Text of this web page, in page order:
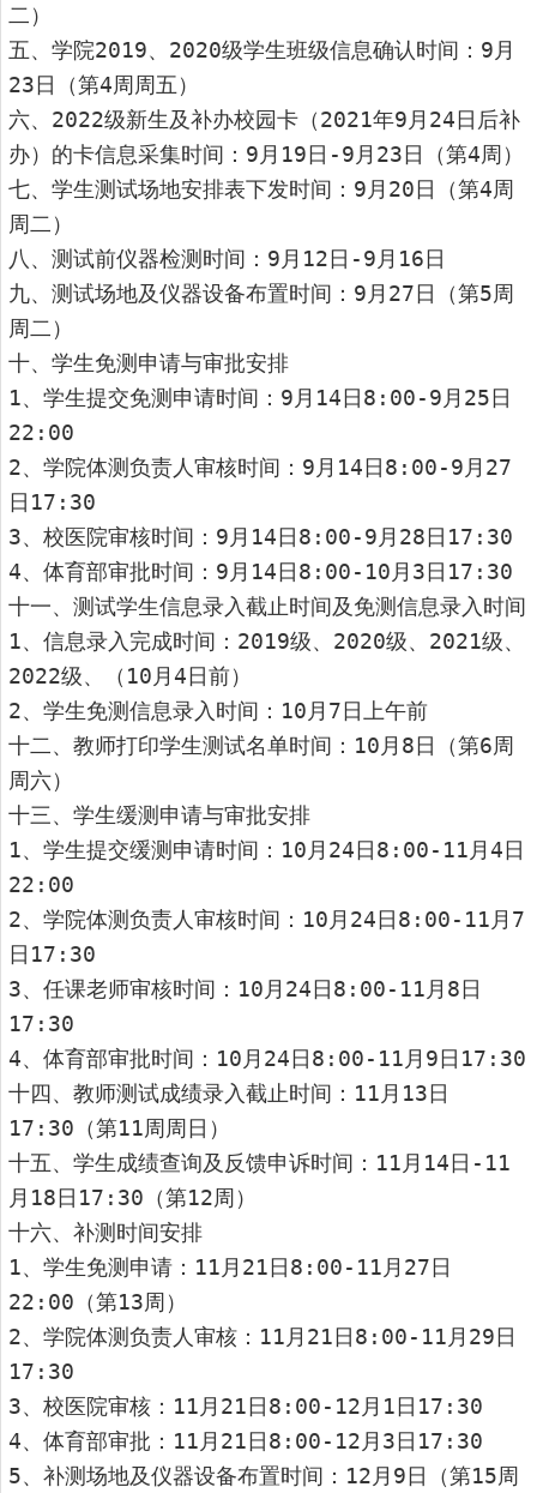
二）
五、学院2019、2020级学生班级信息确认时间：9月
23日（第4周周五）
六、2022级新生及补办校园卡（2021年9月24日后补
办）的卡信息采集时间：9月19日-9月23日（第4周）
七、学生测试场地安排表下发时间：9月20日（第4周
周二）
八、测试前仪器检测时间：9月12日-9月16日
九、测试场地及仪器设备布置时间：9月27日（第5周
周二）
十、学生免测申请与审批安排
1、学生提交免测申请时间：9月14日8:00-9月25日
22:00
2、学院体测负责人审核时间：9月14日8:00-9月27
日17:30
3、校医院审核时间：9月14日8:00-9月28日17:30
4、体育部审批时间：9月14日8:00-10月3日17:30
十一、测试学生信息录入截止时间及免测信息录入时间
1、信息录入完成时间：2019级、2020级、2021级、
2022级、（10月4日前）
2、学生免测信息录入时间：10月7日上午前
十二、教师打印学生测试名单时间：10月8日（第6周
周六）
十三、学生缓测申请与审批安排
1、学生提交缓测申请时间：10月24日8:00-11月4日
22:00
2、学院体测负责人审核时间：10月24日8:00-11月7
日17:30
3、任课老师审核时间：10月24日8:00-11月8日
17:30
4、体育部审批时间：10月24日8:00-11月9日17:30
十四、教师测试成绩录入截止时间：11月13日
17:30（第11周周日）
十五、学生成绩查询及反馈申诉时间：11月14日-11
月18日17:30（第12周）
十六、补测时间安排
1、学生免测申请：11月21日8:00-11月27日
22:00（第13周）
2、学院体测负责人审核：11月21日8:00-11月29日
17:30
3、校医院审核：11月21日8:00-12月1日17:30
4、体育部审批：11月21日8:00-12月3日17:30
5、补测场地及仪器设备布置时间：12月9日（第15周